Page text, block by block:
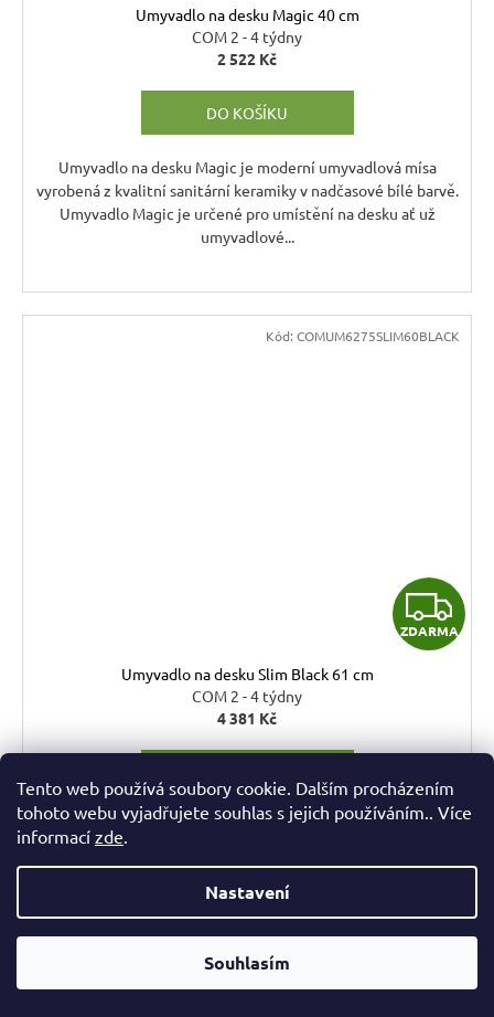
Tento web používá soubory cookie. Dalším procházením
tohoto webu vyjadřujete souhlas s jejich používáním.. Více
informací zde.
Nastavení
Souhlasím
Umyvadlo na desku Magic 40 cm
COM 2 - 4 týdny
2 522 Kč
DO KOŠÍKU
Umyvadlo na desku Magic je moderní umyvadlová mísa
vyrobená z kvalitní sanitární keramiky v nadčasové bílé barvě.
Umyvadlo Magic je určené pro umístění na desku ať už
umyvadlové...
Z
D
R
M
ZDARMA
Umyvadlo na desku Slim Black 61 cm
COM 2 - 4 týdny
4 381 Kč
Umyvadlo na desku Slim Black je moderní umyvadlová mísa
vyrobená z kvalitní sanitární keramiky v elegantní černé
barvě. Umyvadlo Slim Black je určené pro umístění na...
Kód: COMUM6275SLIM60BLACK
Kód:COMUM-6276 SLIM 40 BLACK